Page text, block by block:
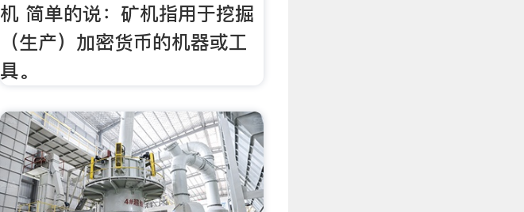
机 简单的说：矿机指用于挖掘
（生产）加密货币的机器或工
具。